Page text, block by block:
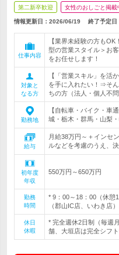
第二新卒歓迎 女性のおしごと掲載
情報更新日：2026/06/19 終了予定日
仕事内容
【業界未経験の方も
型の営業スタイル＞お
をお任せします！
対象と
なる方
【「営業スキル」を活
を手に入れたい！⇒そ
ちの方（法人・個人不問
勤務地
【自転車・バイク・車
城・栃木・群馬・山梨
給与
月給38万円～＋インセ
ルなどを考慮のうえ、
初年度
年収
550万円～650万円
勤務
時間
* 9：00～18：00（休
（郡山IC店、いわき店
休日
休暇
* 完全週休2日制（毎週
舗、大垣店は完全シフ